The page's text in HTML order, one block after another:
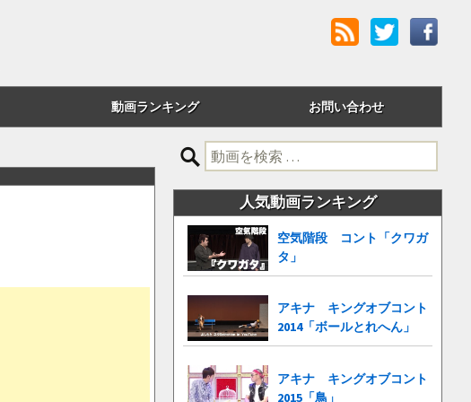
動画ランキング
24時間アクセス
お問い合わせ
検
索:
人気動画ランキング
空気階段 コント「クワガ
タ」
アキナ キングオブコント
2014「ボールとれへん」
アキナ キングオブコント
2015「鳥」